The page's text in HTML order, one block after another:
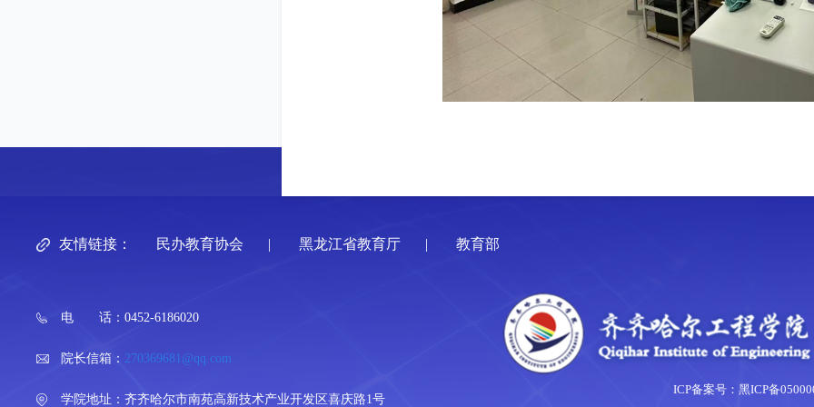
友情链接： 民办教育协会 | 黑龙江省教育厅 | 教育部
电 话：0452-6186020
院长信箱： 270369681@qq.com
学院地址：齐齐哈尔市南苑高新技术产业开发区喜庆路1号
ICP备案号：黑ICP备